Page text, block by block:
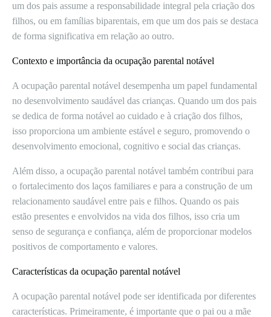
um dos pais assume a responsabilidade integral pela criação dos
filhos, ou em famílias biparentais, em que um dos pais se destaca
de forma significativa em relação ao outro.
Contexto e importância da ocupação parental notável
A ocupação parental notável desempenha um papel fundamental
no desenvolvimento saudável das crianças. Quando um dos pais
se dedica de forma notável ao cuidado e à criação dos filhos,
isso proporciona um ambiente estável e seguro, promovendo o
desenvolvimento emocional, cognitivo e social das crianças.
Além disso, a ocupação parental notável também contribui para
o fortalecimento dos laços familiares e para a construção de um
relacionamento saudável entre pais e filhos. Quando os pais
estão presentes e envolvidos na vida dos filhos, isso cria um
senso de segurança e confiança, além de proporcionar modelos
positivos de comportamento e valores.
Características da ocupação parental notável
A ocupação parental notável pode ser identificada por diferentes
características. Primeiramente, é importante que o pai ou a mãe